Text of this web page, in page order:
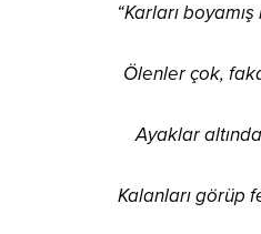
“Karları
Ölenler çok,
Ayaklar
Kalanları görüp